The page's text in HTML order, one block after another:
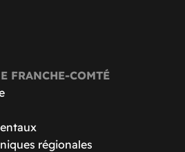
FRANCHE-COMTÉ
régionales